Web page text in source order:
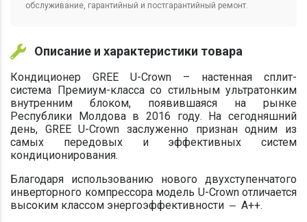
обслуживание, гарантийный и постгарантийный ремонт.
Описание и характеристики товара
Кондиционер GREE U-Crown – настенная сплит-
система Премиум-класса со стильным ультратонким
внутренним блоком, появившаяся на рынке
Республики Молдова в 2016 году. На сегодняшний
день, GREE U-Crown заслуженно признан одним из
самых передовых и эффективных систем
кондиционирования.
Благодаря использованию нового двухступенчатого
инверторного компрессора модель U-Crown отличается
высоким классом энергоэффективности ‒ A++.